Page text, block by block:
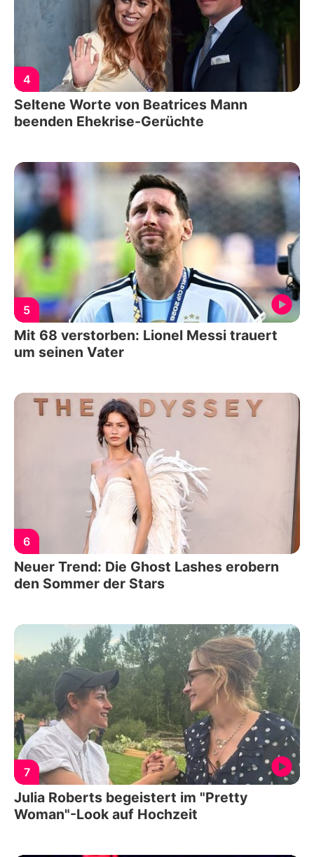
4
Seltene Worte von Beatrices Mann
beenden Ehekrise-Gerüchte
5
Mit 68 verstorben: Lionel Messi trauert
um seinen Vater
6
Neuer Trend: Die Ghost Lashes erobern
den Sommer der Stars
7
Julia Roberts begeistert im "Pretty
Woman"-Look auf Hochzeit